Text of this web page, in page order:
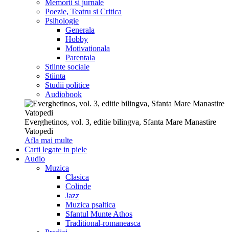
Memorii si jurnale
Poezie, Teatru si Critica
Psihologie
Generala
Hobby
Motivationala
Parentala
Stiinte sociale
Stiinta
Studii politice
Audiobook
Everghetinos, vol. 3, editie bilingva, Sfanta Mare Manastire
Vatopedi
Afla mai multe
Carti legate in piele
Audio
Muzica
Clasica
Colinde
Jazz
Muzica psaltica
Sfantul Munte Athos
Traditional-romaneasca